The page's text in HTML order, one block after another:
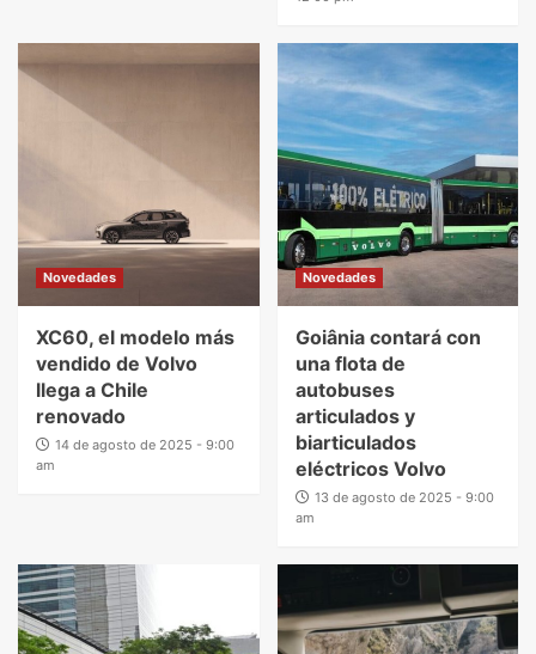
Novedades
XC60, el modelo más
vendido de Volvo
llega a Chile
renovado
14 de agosto de 2025 - 9:00
am
Novedades
Goiânia contará con
una flota de
autobuses
articulados y
biarticulados
eléctricos Volvo
13 de agosto de 2025 - 9:00
am